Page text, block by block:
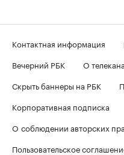
Контактная информация
Вечерний РБК
О
Скрыть баннеры на РБК
Корпоративная подписка
О соблюдении авторских
Пользовательское